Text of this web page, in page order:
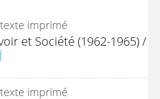
et Société (1962-1965)/